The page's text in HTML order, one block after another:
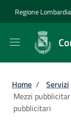
Regione Lombardia
Briciole
Home / Servizi
Mezzi
pubblicitari